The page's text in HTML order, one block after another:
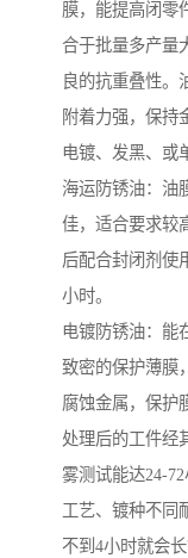
膜，能提高闭零
合于批量多产量
良的抗重叠性。
附着力强，保持
电镀、发黑、或
海运防锈油：油
佳，适合要求较
后配合封闭剂使
小时。
电镀防锈油：能
致密的保护薄膜
腐蚀金属，保护
处理后的工件经
雾测试能达24-
工艺、镀种不同
不到4小时就会